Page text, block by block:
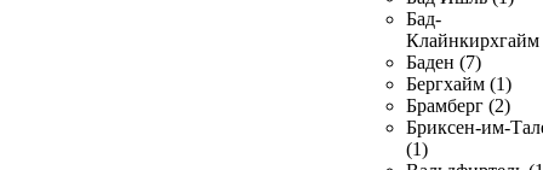
Бад-
Клайнкирхгайм
Баден (7)
Бергхайм (1)
Брамберг (2)
Бриксен-им-
(1)